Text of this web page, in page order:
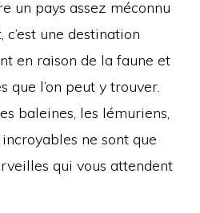
un pays assez méconnu
une destination
en raison de la faune et
que l’on peut y trouver.
baleines, les lémuriens,
ne sont que
qui vous attendent